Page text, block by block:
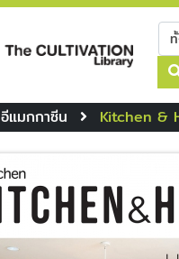
อีแมกกาซีน Kitchen &